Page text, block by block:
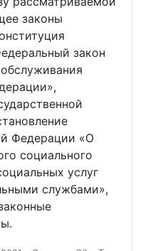
законы
закон
Федерации «О
социального
услуг
службами»,